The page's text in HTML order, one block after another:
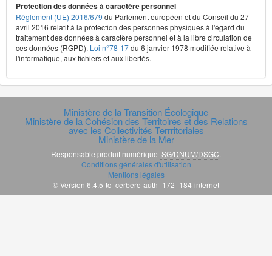
Protection des données à caractère personnel
Règlement (UE) 2016/679 du Parlement européen et du Conseil du 27
avril 2016 relatif à la protection des personnes physiques à l'égard du
traitement des données à caractère personnel et à la libre circulation de
ces données (RGPD). Loi n°78-17du 6 janvier 1978 modifiée relative à
l'informatique, aux fichiers et aux libertés.
Ministère de la Transition Écologique
Ministère de la Cohésion des Territoires et des Relations
avec les Collectivités Terrritoriales
Ministère de la Mer
Responsable produit numérique SG/DNUM/DSGC
Conditions générales d'utilisation
Mentions légales
© Version 6.4.5-tc_cerbere-auth_172_184-internet